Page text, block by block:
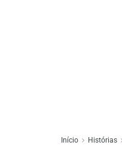
Início Histórias